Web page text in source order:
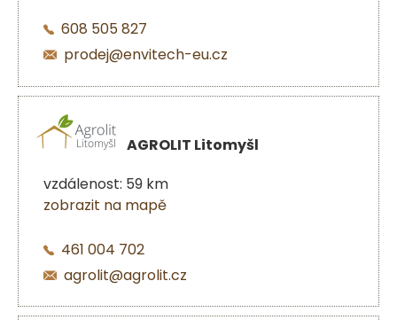
608 505 827
prodej@envitech-eu.cz
AGROLIT Litomyšl
vzdálenost: 59 km
zobrazit na mapě
461 004 702
agrolit@agrolit.cz